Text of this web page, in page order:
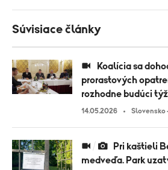
Súvisiace články
prorastových
rozhodne budúci
14.05.2026
medveďa. Park